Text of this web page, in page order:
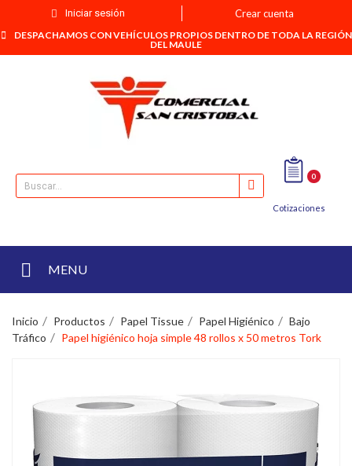
Iniciar sesión Crear cuenta
DESPACHAMOS CON VEHÍCULOS PROPIOS DENTRO DE TODA LA REGIÓN
DEL MAULE
0
Cotizaciones
MENU
Inicio Productos Papel Tissue Papel Higiénico
Bajo
Tráfico
Papel higiénico hoja simple 48 rollos x 50 metros Tork